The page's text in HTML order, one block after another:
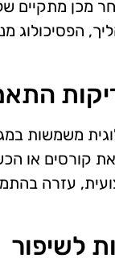
מכן
משמשות
קורסים או
עזרה
לשיפור